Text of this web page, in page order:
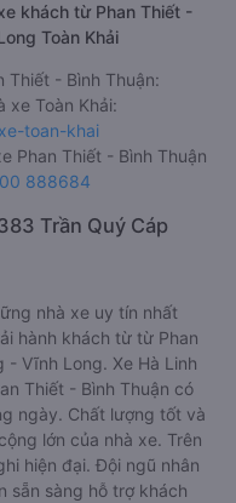
khách từ Phan Thiết -
Toàn Khải
Thiết - Bình Thuận:
xe Toàn Khải:
toan-khai
Phan Thiết - Bình Thuận
888684
Trần Quý Cáp
nhà xe uy tín nhất
hành khách từ từ Phan
- Vĩnh Long. Xe Hà Linh
Thiết - Bình Thuận có
ngày. Chất lượng tốt và
lớn của nhà xe. Trên
hiện đại. Đội ngũ nhân
sẵn sàng hỗ trợ khách